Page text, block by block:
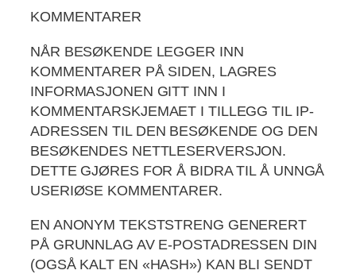
KOMMENTARER
NÅR BESØKENDE LEGGER INN
KOMMENTARER PÅ SIDEN, LAGRES
INFORMASJONEN GITT INN I
KOMMENTARSKJEMAET I TILLEGG TIL IP-
ADRESSEN TIL DEN BESØKENDE OG DEN
BESØKENDES NETTLESERVERSJON.
DETTE GJØRES FOR Å BIDRA TIL Å UNNGÅ
USERIØSE KOMMENTARER.
EN ANONYM TEKSTSTRENG GENERERT
PÅ GRUNNLAG AV E-POSTADRESSEN DIN
(OGSÅ KALT EN «HASH») KAN BLI SENDT